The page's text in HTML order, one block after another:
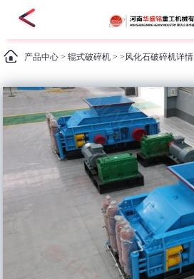
产品中心 >辊式破碎机 > >风化石破碎机详情